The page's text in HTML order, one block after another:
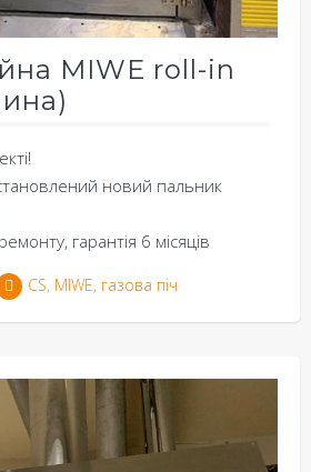
MIWE roll-in
новий пальник
гарантія 6 місяців
CS, MIWE, газова піч